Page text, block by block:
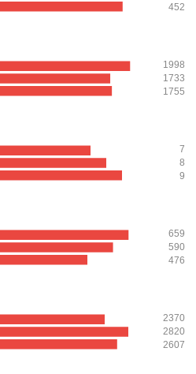
452
1998
1733
1755
7
8
9
659
590
476
2370
2820
2607